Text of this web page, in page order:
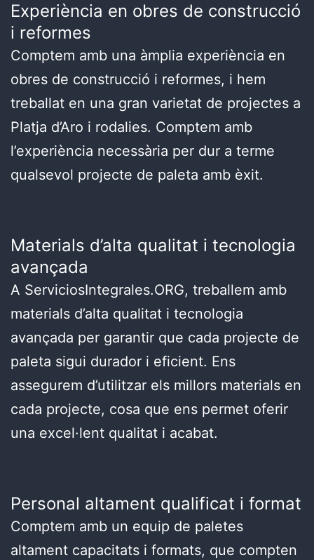
Experiència en obres de construcció
i reformes
Comptem amb una àmplia experiència en
obres de construcció i reformes, i hem
treballat en una gran varietat de projectes a
Platja d’Aro i rodalies. Comptem amb
l’experiència necessària per dur a terme
qualsevol projecte de paleta amb èxit.
Materials d’alta qualitat i tecnologia
avançada
A ServiciosIntegrales.ORG, treballem amb
materials d’alta qualitat i tecnologia
avançada per garantir que cada projecte de
paleta sigui durador i eficient. Ens
assegurem d’utilitzar els millors materials en
cada projecte, cosa que ens permet oferir
una excel·lent qualitat i acabat.
Personal altament qualificat i format
Comptem amb un equip de paletes
altament capacitats i formats, que compten